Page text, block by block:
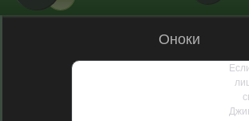
Оноки